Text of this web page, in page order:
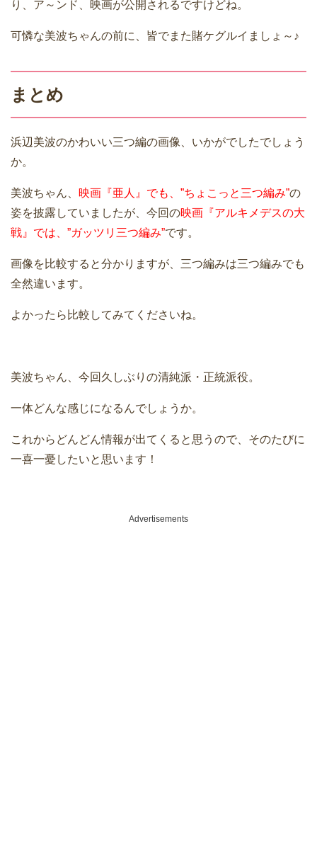
り、ア～ンド、映画が公開されるですけどね。
可憐な美波ちゃんの前に、皆でまた賭ケグルイましょ～♪
まとめ
浜辺美波のかわいい三つ編の画像、いかがでしたでしょう
か。
美波ちゃん、 映画『亜人』でも、”ちょこっと三つ編み”の
姿を披露していましたが、今回の映画『アルキメデスの大
戦』では、”ガッツリ三つ編み”です。
画像を比較すると分かりますが、三つ編みは三つ編みでも
全然違います。
よかったら比較してみてくださいね。
美波ちゃん、今回久しぶりの清純派・正統派役。
一体どんな感じになるんでしょうか。
これからどんどん情報が出てくると思うので、そのたびに
一喜一憂したいと思います！
Advertisements